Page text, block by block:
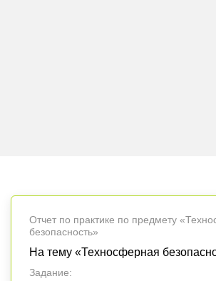
Отчет по практике по предмету
безопасность»
На тему «Техносферная
Задание: